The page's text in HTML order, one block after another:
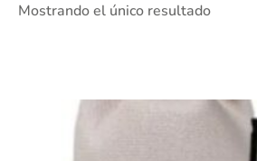
Mostrando el único resultado